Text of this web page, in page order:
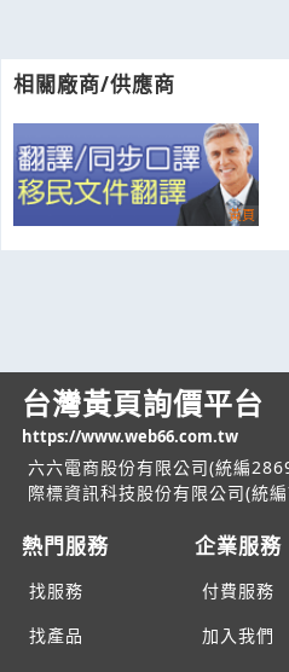
相關廠商/供應商
台灣黃頁詢價平台
https://www.web66.com.tw
六六電商股份有限公司(統編
際標資訊科技股份有限公司(統
熱門服務
找服務
找產品
企業服務
付費服務
加入我們